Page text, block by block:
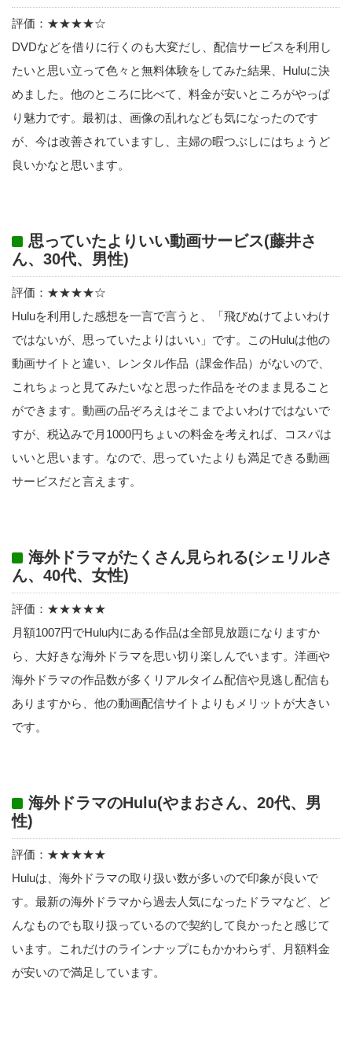
評価：★★★★☆
DVDなどを借りに行くのも大変だし、配信サービスを利用し
たいと思い立って色々と無料体験をしてみた結果、Huluに決
めました。他のところに比べて、料金が安いところがやっぱ
り魅力です。最初は、画像の乱れなども気になったのです
が、今は改善されていますし、主婦の暇つぶしにはちょうど
良いかなと思います。
思っていたよりいい動画サービス(藤井さ
ん、30代、男性)
評価：★★★★☆
Huluを利用した感想を一言で言うと、「飛びぬけてよいわけ
ではないが、思っていたよりはいい」です。このHuluは他の
動画サイトと違い、レンタル作品（課金作品）がないので、
これちょっと見てみたいなと思った作品をそのまま見ること
ができます。動画の品ぞろえはそこまでよいわけではないで
すが、税込みで月1000円ちょいの料金を考えれば、コスパは
いいと思います。なので、思っていたよりも満足できる動画
サービスだと言えます。
海外ドラマがたくさん見られる(シェリルさ
ん、40代、女性)
評価：★★★★★
月額1007円でHulu内にある作品は全部見放題になりますか
ら、大好きな海外ドラマを思い切り楽しんでいます。洋画や
海外ドラマの作品数が多くリアルタイム配信や見逃し配信も
ありますから、他の動画配信サイトよりもメリットが大きい
です。
海外ドラマのHulu(やまおさん、20代、男
性)
評価：★★★★★
Huluは、海外ドラマの取り扱い数が多いので印象が良いで
す。最新の海外ドラマから過去人気になったドラマなど、ど
んなものでも取り扱っているので契約して良かったと感じて
います。これだけのラインナップにもかかわらず、月額料金
が安いので満足しています。